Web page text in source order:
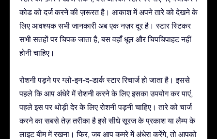
कोड को दर्ज करने की ज़रूरत है। आकाश में अपने तारे को देखने के
लिए आवश्यक सभी जानकारी अब एक नज़र दूर है। स्टार स्टिकर
सभी सतहों पर चिपक जाता है, बस वहाँ धूल और चिपचिपाहट नहीं
होनी चाहिए।
रोशनी पड़ने पर ग्लो-इन-द-डार्क स्टार रिचार्ज हो जाता है। इससे
पहले कि आप अंधेरे में रोशनी करने के लिए इसका उपयोग कर पाएं,
पहले इस पर थोड़ी देर के लिए रोशनी पड़नी चाहिए। तारे को चार्ज
करने का सबसे तेज़ तरीका है इसे सीधे सूरज के प्रकाश या लैम्प के
लाइट बीम में रखना। फिर, जब आप कमरे में अंधेरा करेंगे, तो आपको